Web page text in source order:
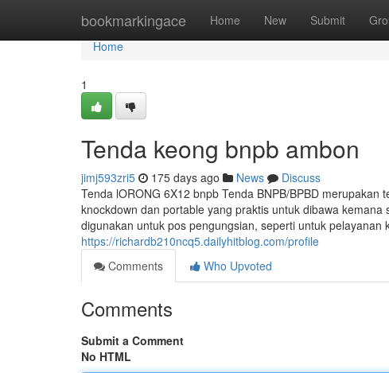
bookmarkingace Home New Submit
Home
Home
1
Tenda keong bnpb ambon
jimj593zri5 175 days ago News
Discuss
Tenda lORONG 6X12 bnpb Tenda BNPB/BPBD
knockdown dan portable yang praktis untuk dibawa
digunakan untuk pos pengungsian, seperti untuk
https://richardb210ncq5.dailyhitblog.com/profile
Comments
Who Upvoted
Comments
Submit a Comment
No HTML